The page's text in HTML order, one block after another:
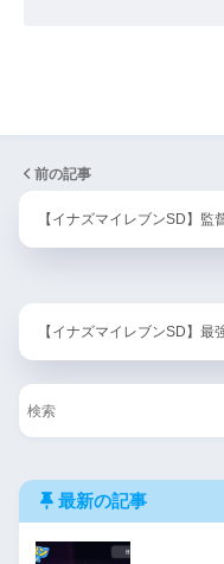
前の記事
【イナズマイレブンSD】
【イナズマイレブンSD】最
最新の記事